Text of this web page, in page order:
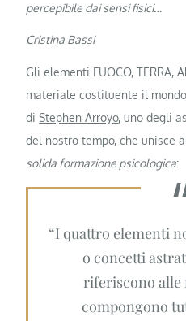
percepibile dai sensi fisici…
Cristina Bassi
Gli elementi FUOCO, TERRA,
materiale costituente il
diStephen Arroyo, uno degli
del nostro tempo, che unisce
solida formazione psicologica:
“I quattro elementi
o concetti
riferiscono alle
compongono